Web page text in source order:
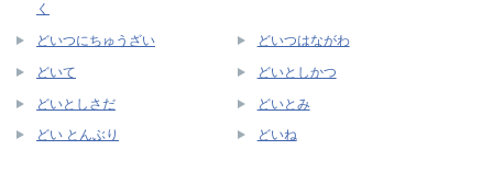
く
どいつにちゅうざい どいつはながわ
どいて どいとしかつ
どいとしさだ どいとみ
どい とんぶり どいね